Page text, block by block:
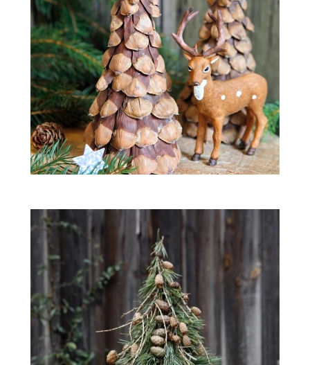
ZWIERZĘTA DOMOWE
ZWIERZĘTA W NATURZE
GRZYBY
KRAJOBRAZ
RĘKODZIEŁO
RZEMIOSŁO
ZWYCZAJE
ZRÓB TO SAM